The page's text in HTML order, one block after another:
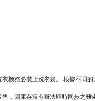
機務必裝上洗衣袋。 根據不同
，因庫存沒有辦法即時同步之難